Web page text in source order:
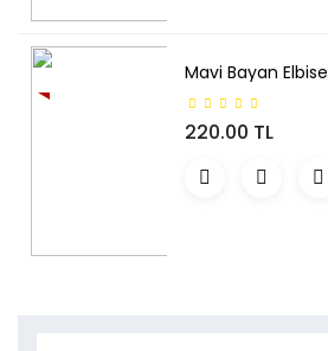
Mavi Bayan Elbise
220.00 TL